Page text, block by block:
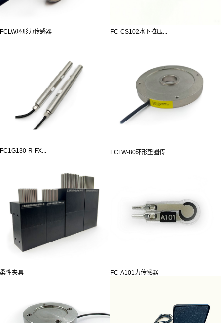
FCLW环形力传感器 FC-CS102水下拉压...
FC1G130-R-FX... FCLW-80环形垫圈传...
柔性夹具 FC-A101力传感器